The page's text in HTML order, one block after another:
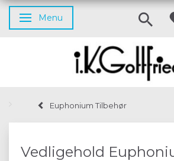
Skifte navigation
Menu
Euphonium Tilbehør
Vedligehold